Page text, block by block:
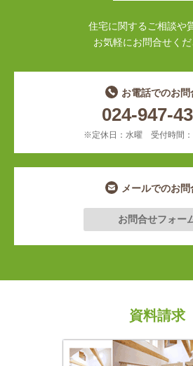
住宅に関するご相談や
お気軽にお問合せくだ
お電話でのお問
024-947-
※定休日：水曜 受付時間
メールでのお問
お問合せフォー
資料請求